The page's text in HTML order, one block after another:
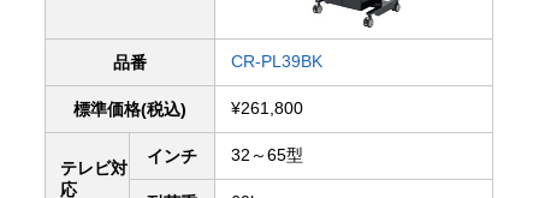
品番 CR-PL39BK
標準価格(税込) ¥261,800
テレビ対
応
インチ 32～65型